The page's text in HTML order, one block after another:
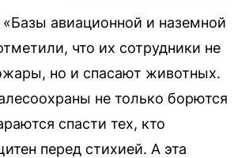
авиационной и наземной
что их сотрудники не
но и спасают животных.
не только борются
спасти тех, кто
перед стихией. А эта